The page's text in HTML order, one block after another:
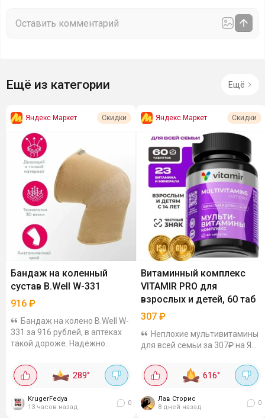
Ещё из категории Ещё
Яндекс Маркет Скидки
Бандаж на коленный
сустав B.Well W-331
916 ₽
Бандаж на колено B.Well W-
331 за 916 рублей, в аптеках
такой дороже. Надёжно
избежать травмирования.
Бандаж ортопедический с
усиливающей...
289°
KrugerFedya
13 часов назад
0
Яндекс Маркет Скидки
Витаминный комплекс
VITAMIR PRO для
взрослых и детей, 60 таб
307 ₽
Неплохие мультивитамины
для всей семьи за 307₽ на ЯМ.
хороший промокод 20VITA20
даёт дополнительную скидку
августа - так что...
616°
Лав Сторис
8 дней назад
0